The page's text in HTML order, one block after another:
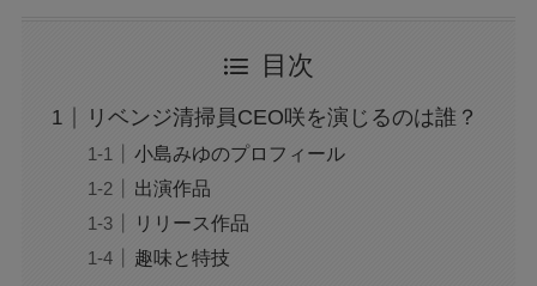
ネタバレや考察も
花乃まりあとは誰？何者？三山凌輝との関係や
結婚してる？
アレン様が川村エミコに怒ったのは本当？な
ぜ？公開収録で何があった？
目次
リベンジ清掃員CEO咲を演じるのは誰？
小島みゆのプロフィール
出演作品
リリース作品
趣味と特技